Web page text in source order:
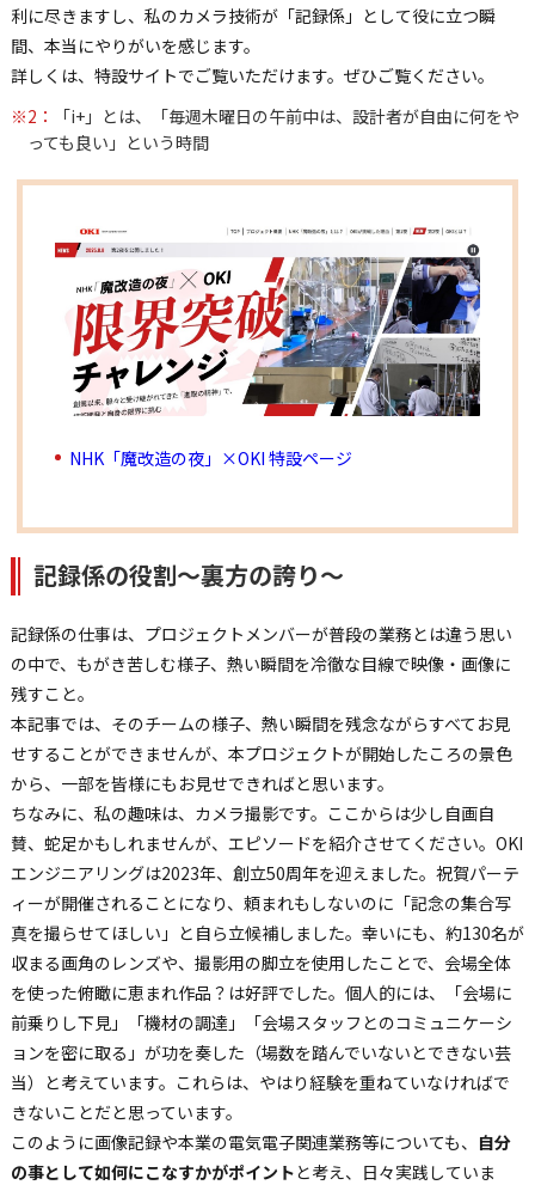
利に尽きますし、私のカメラ技術が「記録係」として役に立つ瞬
間、本当にやりがいを感じます。
詳しくは、特設サイトでご覧いただけます。ぜひご覧ください。
※2：
「i+」とは、「毎週木曜日の午前中は、設計者が自由に何をや
っても良い」という時間
NHK「魔改造の夜」×OKI 特設ページ
記録係の役割～裏方の誇り～
記録係の仕事は、プロジェクトメンバーが普段の業務とは違う思い
の中で、もがき苦しむ様子、熱い瞬間を冷徹な目線で映像・画像に
残すこと。
本記事では、そのチームの様子、熱い瞬間を残念ながらすべてお見
せすることができませんが、本プロジェクトが開始したころの景色
から、一部を皆様にもお見せできればと思います。
ちなみに、私の趣味は、カメラ撮影です。ここからは少し自画自
賛、蛇足かもしれませんが、エピソードを紹介させてください。OKI
エンジニアリングは2023年、創立50周年を迎えました。祝賀パーテ
ィーが開催されることになり、頼まれもしないのに「記念の集合写
真を撮らせてほしい」と自ら立候補しました。幸いにも、約130名が
収まる画角のレンズや、撮影用の脚立を使用したことで、会場全体
を使った俯瞰に恵まれ作品？は好評でした。個人的には、「会場に
前乗りし下見」「機材の調達」「会場スタッフとのコミュニケーシ
ョンを密に取る」が功を奏した（場数を踏んでいないとできない芸
当）と考えています。これらは、やはり経験を重ねていなければで
きないことだと思っています。
このように画像記録や本業の電気電子関連業務等についても、 自分
の事として如何にこなすかがポイントと考え、日々実践していま